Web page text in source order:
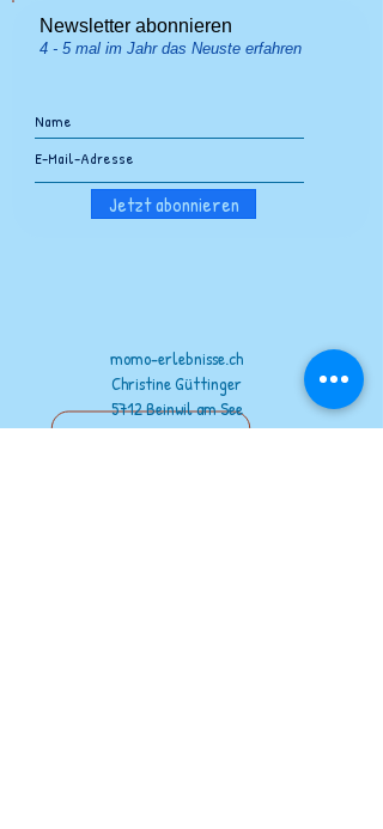
Newsletter abonnieren
4 - 5 mal im Jahr das Neuste erfahren
Jetzt abonnieren
momo-erlebnisse.ch
Christine Güttinger
5712 Beinwil am See
076 338 13 86